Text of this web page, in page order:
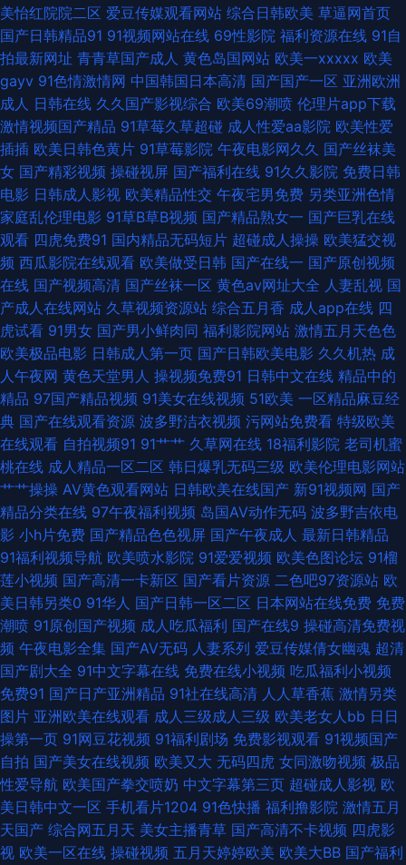
不卡Av 福利夜AV 国产久艹精品 韩国妈妈拍A片 久久一期二期 欧美成人一二
日本肏肏 色婷婷日韩av电影 影音先锋迷奸电影 91福利探花 91露脸熟女精品
91视频国产在线 91亚洲熟女 大香蕉资源共享 国产性爱不卡在线 九九精品免
费视频 久久精品偷拍视频 日本上难三级大区久久 四虎四虎色AV 亚洲福利一
起区二区 91传媒国产传媒在线播放 91乱子国产乱子伦 91洮色国产在线观看
免费 豆花电影在线播放 国产欧美伊人 美女足交 青青草网av黄色在线 韩国色
片妈妈12 欧美日韩美女在线 三级片性教育免费 天美AV导航 91大片视频 91
久久草 91视频在线观看视频 91中文永久 a毛在线 国产视频第12页 久久国产
精品馆 内射极品 青青草青娱乐av99 深爱开心激情日日撸 91艹艹 91极品直
看片在线 91色视 99视频在线你懂得 国产精品一二三 久久精品社区麻豆 日韩
精品一成 无码中文字幕日韩专区 91国产乱子伦 91真人在线实操 成人巨网站
国产精品a久久 麻豆精品久久 精品久久人人摩 草莓视频免费网站 国产乱子伦
久久草视频 婷婷在线亚洲国产视频 超碰在线91人人操 91美女总站 婷婷第五
页 亚洲色天堂在线播放 亚洲肏屄基地 九九精品成人 日韩红杏肏屄专区 亚洲
线路一二三 蜜桃永久免费视频入口 91在线看18 草草女人院 福利理论片 91黑
料福利网 99成人 国产91免费在线视频 九九热热 欧美三级网站 深夜福利导航
亚洲成av人影院 91k大神频道 国产第22页 91看片婬黄大片在看 国厂av在线
久久总站 欧美淫荡妇一区二区 四虎淫网在线 亚洲天堂AV网狠狠操 91官页网
91社区在线观看 福利AV在线观看 久久五月天丁香网 欧美性第一页 新AV福利
美怡红院院二区 爱豆传媒观看网站 综合日韩欧美 草逼网首页
国产日韩精品91 91视频网站在线 69性影院 福利资源在线 91自
拍最新网址 青青草国产成人 黄色岛国网站 欧美一xxxxx 欧美
gayv 91色情激情网 中国韩国日本高清 国产国产一区 亚洲欧洲
成人 日韩在线 久久国产影视综合 欧美69潮喷 伦理片app下载
激情视频国产精品 91草莓久草超碰 成人性爱aa影院 欧美性爱
插插 欧美日韩色黄片 91草莓影院 午夜电影网久久 国产丝袜美
女 国产精彩视频 操碰视屏 国产福利在线 91久久影院 免费日韩
电影 日韩成人影视 欧美精品性交 午夜宅男免费 另类亚洲色情
家庭乱伦理电影 91草B草B视频 国产精品熟女一 国产巨乳在线
观看 四虎免费91 国内精品无码短片 超碰成人操操 欧美猛交视
频 西瓜影院在线观看 欧美做受日韩 国产在线一 国产原创视频
在线 国产视频高清 国产丝袜一区 黄色av网址大全 人妻乱视 国
产成人在线网站 久草视频资源站 综合五月香 成人app在线 四
虎试看 91男女 国产男小鲜肉同 福利影院网站 激情五月天色色
欧美极品电影 日韩成人第一页 国产日韩欧美电影 久久机热 成
人午夜网 黄色天堂男人 操视频免费91 日韩中文在线 精品中的
精品 97国产精品视频 91美女在线视频 51欧美 一区精品麻豆经
典 国产在线观看资源 波多野洁衣视频 污网站免费看 特级欧美
在线观看 自拍视频91 91艹艹 久草网在线 18福利影院 老司机蜜
桃在线 成人精品一区二区 韩日爆乳无码三级 欧美伦理电影网站
艹艹操操 AV黄色观看网站 日韩欧美在线国产 新91视频网 国产
精品分类在线 97午夜福利视频 岛国AV动作无码 波多野吉依电
影 小h片免费 国产精品色色视屏 国产午夜成人 最新日韩精品
91福利视频导航 欧美喷水影院 91爱爱视频 欧美色图论坛 91榴
莲小视频 国产高清一卡新区 国产看片资源 二色吧97资源站 欧
美日韩另类0 91华人 国产日韩一区二区 日本网站在线免费 免费
潮喷 91原创国产视频 成人吃瓜福利 国产在线9 操碰高清免费视
频 午夜电影全集 国产AV无码 人妻系列 爱豆传媒倩女幽魂 超清
国产剧大全 91中文字幕在线 免费在线小视频 吃瓜福利小视频
免费91 国产日产亚洲精品 91社在线高清 人人草香蕉 激情另类
图片 亚洲欧美在线观看 成人三级成人三级 欧美老女人bb 日日
操第一页 91网豆花视频 91福利剧场 免费影视观看 91视频国产
自拍 国产美女在线视频 欧美又大 无码四虎 女同激吻视频 极品
性爱导航 欧美国产拳交喷奶 中文字幕第三页 超碰成人影视 欧
美日韩中文一区 手机看片1204 91色快播 福利撸影院 激情五月
天国产 综合网五月天 美女主播青草 国产高清不卡视频 四虎影
视 欧美一区在线 操碰视频 五月天婷婷欧美 欧美大BB 国产福利